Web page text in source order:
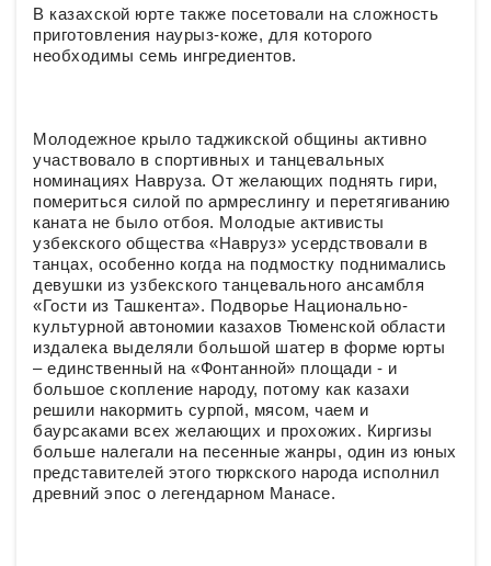
В казахской юрте также посетовали на сложность
приготовления наурыз-коже, для которого
необходимы семь ингредиентов.
Молодежное крыло таджикской общины активно
участвовало в спортивных и танцевальных
номинациях Навруза. От желающих поднять гири,
помериться силой по армреслингу и перетягиванию
каната не было отбоя. Молодые активисты
узбекского общества «Навруз» усердствовали в
танцах, особенно когда на подмостку поднимались
девушки из узбекского танцевального ансамбля
«Гости из Ташкента». Подворье Национально-
культурной автономии казахов Тюменской области
издалека выделяли большой шатер в форме юрты
– единственный на «Фонтанной» площади - и
большое скопление народу, потому как казахи
решили накормить сурпой, мясом, чаем и
баурсаками всех желающих и прохожих. Киргизы
больше налегали на песенные жанры, один из юных
представителей этого тюркского народа исполнил
древний эпос о легендарном Манасе.